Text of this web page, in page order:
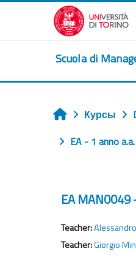
Перейти к основному
Scuola di
Главная
Курсы
EA - 1 anno
EA MAN0049
Teacher:
Teacher:Giorgio